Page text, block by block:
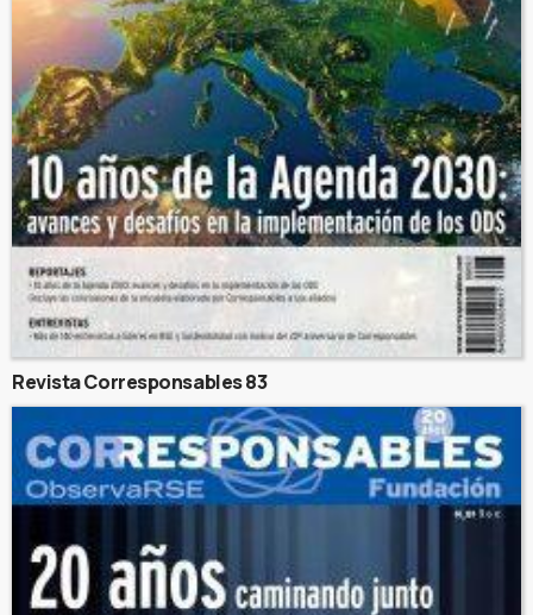
Revista Corresponsables 83